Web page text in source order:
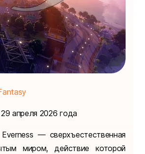
29 апреля 2026 года
— сверхъестественная
миром, действие которой